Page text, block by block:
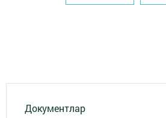
Документлар